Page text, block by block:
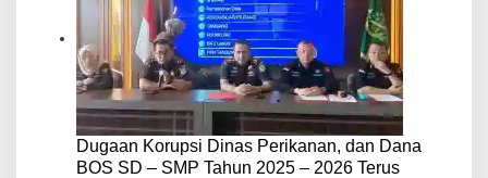
Dugaan Korupsi Dinas Perikanan, dan Dana
BOS SD – SMP Tahun 2025 – 2026 Terus